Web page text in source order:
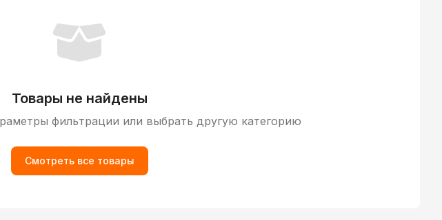
Товары не найдены
фильтрации или выбрать другую категорию
Смотреть все товары